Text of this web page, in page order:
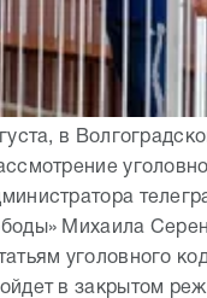
в
Михаила
уголовного
в закрытом